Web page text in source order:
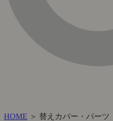
HOME ＞ 替えカバー・パーツ